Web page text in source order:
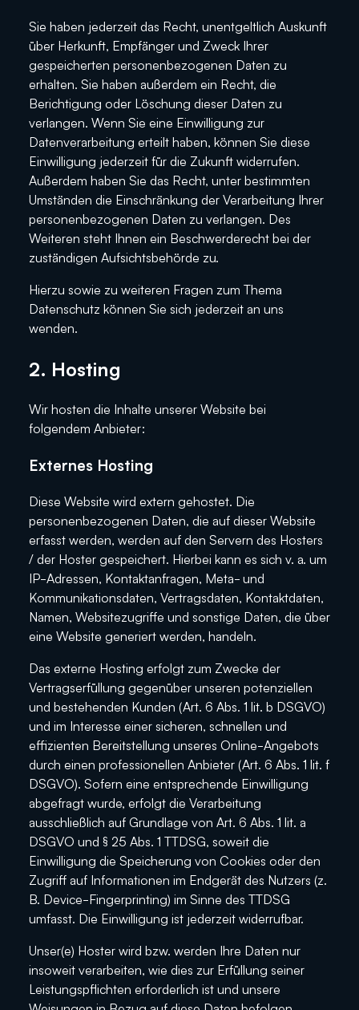
Sie haben jederzeit das Recht, unentgeltlich Auskunft
über Herkunft, Empfänger und Zweck Ihrer
gespeicherten personenbezogenen Daten zu
erhalten. Sie haben außerdem ein Recht, die
Berichtigung oder Löschung dieser Daten zu
verlangen. Wenn Sie eine Einwilligung zur
Datenverarbeitung erteilt haben, können Sie diese
Einwilligung jederzeit für die Zukunft widerrufen.
Außerdem haben Sie das Recht, unter bestimmten
Umständen die Einschränkung der Verarbeitung Ihrer
personenbezogenen Daten zu verlangen. Des
Weiteren steht Ihnen ein Beschwerderecht bei der
zuständigen Aufsichtsbehörde zu.
Hierzu sowie zu weiteren Fragen zum Thema
Datenschutz können Sie sich jederzeit an uns
wenden.
2. Hosting
Wir hosten die Inhalte unserer Website bei
folgendem Anbieter:
Externes Hosting
Diese Website wird extern gehostet. Die
personenbezogenen Daten, die auf dieser Website
erfasst werden, werden auf den Servern des Hosters
/ der Hoster gespeichert. Hierbei kann es sich v. a. um
IP-Adressen, Kontaktanfragen, Meta- und
Kommunikationsdaten, Vertragsdaten, Kontaktdaten,
Namen, Websitezugriffe und sonstige Daten, die über
eine Website generiert werden, handeln.
Das externe Hosting erfolgt zum Zwecke der
Vertragserfüllung gegenüber unseren potenziellen
und bestehenden Kunden (Art. 6 Abs. 1 lit. b DSGVO)
und im Interesse einer sicheren, schnellen und
effizienten Bereitstellung unseres Online-Angebots
durch einen professionellen Anbieter (Art. 6 Abs. 1 lit. f
DSGVO). Sofern eine entsprechende Einwilligung
abgefragt wurde, erfolgt die Verarbeitung
ausschließlich auf Grundlage von Art. 6 Abs. 1 lit. a
DSGVO und § 25 Abs. 1 TTDSG, soweit die
Einwilligung die Speicherung von Cookies oder den
Zugriff auf Informationen im Endgerät des Nutzers (z.
B. Device-Fingerprinting) im Sinne des TTDSG
umfasst. Die Einwilligung ist jederzeit widerrufbar.
Unser(e) Hoster wird bzw. werden Ihre Daten nur
insoweit verarbeiten, wie dies zur Erfüllung seiner
Leistungspflichten erforderlich ist und unsere